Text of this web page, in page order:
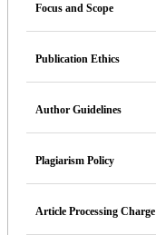
Focus and Scope
Publication Ethics
Author Guidelines
Plagiarism Policy
Article Processing Charge